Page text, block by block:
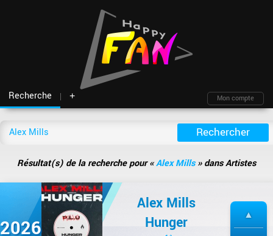
Recherche +
Fil d'actu
Membres
Artistes
Hasard
Moteur de recherche
Archives
Plan du site
Mon compte
Résultat(s) de la recherche pour «Alex Mills» dans Artistes
2026
Alex Mills
Hunger